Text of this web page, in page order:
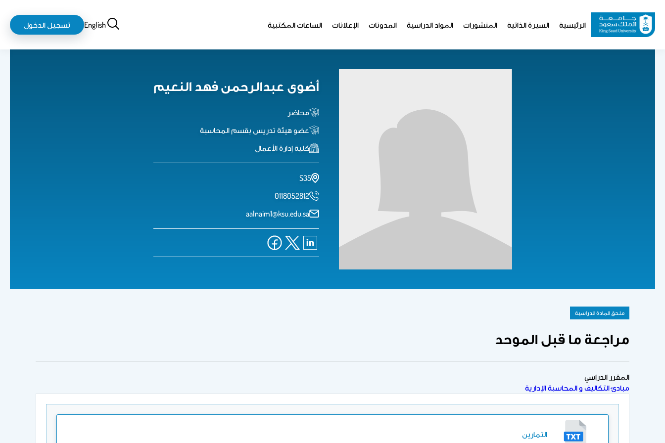
المحتوى
الرئيسي
Website
الرئيسية السيرة الذاتية المنشورات المواد الدراسية المدونات الإعلانات الساعات المكتبية بحثEnglish
login-
logout
تسجيل الدخول
أضوى عبدالرحمن فهد النعيم
محاضر
عضو هيئة تدريس بقسم المحاسبة
كلية إدارة الأعمال
S35
0118052812
aalnaim1@ksu.edu.sa
ملحق المادة الدراسية
مراجعة ما قبل الموحد
المقرر الدراسي
مبادئ التكاليف و المحاسبة الإدارية
التمارين